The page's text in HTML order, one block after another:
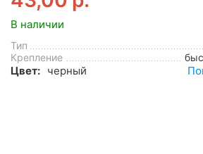
В наличии
Тип
Крепление
Цвет: черный